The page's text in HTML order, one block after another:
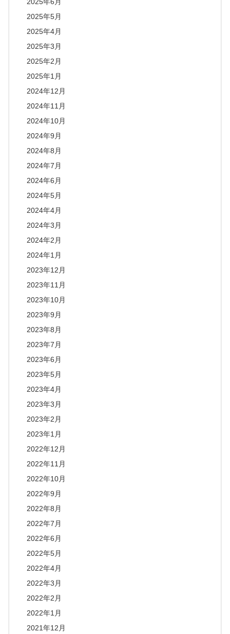
2025年5月
2025年4月
2025年3月
2025年2月
2025年1月
2024年12月
2024年11月
2024年10月
2024年9月
2024年8月
2024年7月
2024年6月
2024年5月
2024年4月
2024年3月
2024年2月
2024年1月
2023年12月
2023年11月
2023年10月
2023年9月
2023年8月
2023年7月
2023年6月
2023年5月
2023年4月
2023年3月
2023年2月
2023年1月
2022年12月
2022年11月
2022年10月
2022年9月
2022年8月
2022年7月
2022年6月
2022年5月
2022年4月
2022年3月
2022年2月
2022年1月
2021年12月